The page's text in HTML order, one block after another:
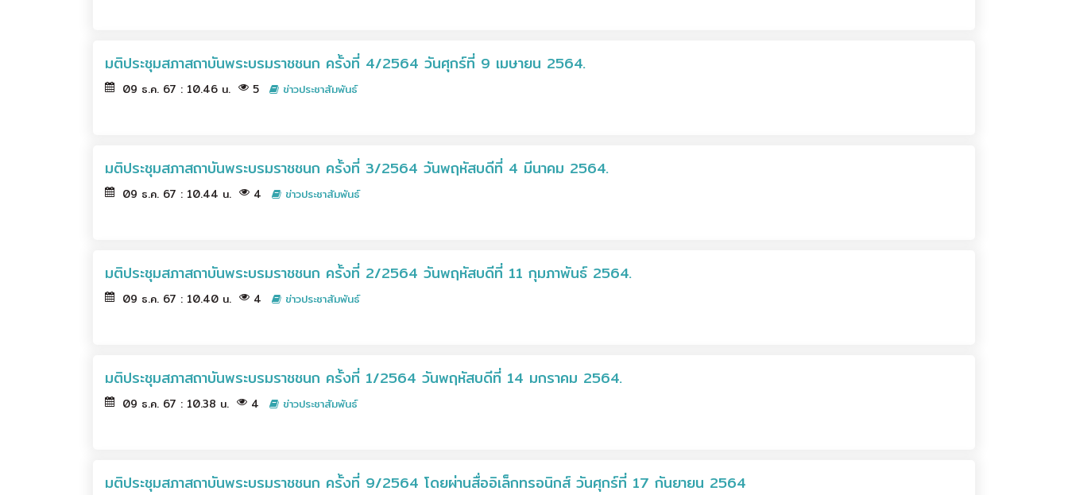
มติประชุมสภาสถาบันพระบรมราชชนก ครั้งที่ 4/2564 วันศุกร์ที่ 9 เมษายน 2564.
09 ธ.ค. 67 : 10.46 น. 5 ข่าวประชาสัมพันธ์
มติประชุมสภาสถาบันพระบรมราชชนก ครั้งที่ 3/2564 วันพฤหัสบดีที่ 4 มีนาคม 2564.
09 ธ.ค. 67 : 10.44 น. 4 ข่าวประชาสัมพันธ์
มติประชุมสภาสถาบันพระบรมราชชนก ครั้งที่ 2/2564 วันพฤหัสบดีที่ 11 กุมภาพันธ์ 2564.
09 ธ.ค. 67 : 10.40 น. 4 ข่าวประชาสัมพันธ์
มติประชุมสภาสถาบันพระบรมราชชนก ครั้งที่ 1/2564 วันพฤหัสบดีที่ 14 มกราคม 2564.
09 ธ.ค. 67 : 10.38 น. 4 ข่าวประชาสัมพันธ์
มติประชุมสภาสถาบันพระบรมราชชนก ครั้งที่ 9/2564 โดยผ่านสื่ออิเล็กทรอนิกส์ วันศุกร์ที่ 17 กันยายน 2564